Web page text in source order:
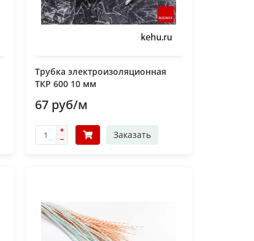
Трубка электроизоляционная
ТКР 600 10 мм
67 руб/м
Заказать